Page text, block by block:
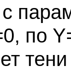
по